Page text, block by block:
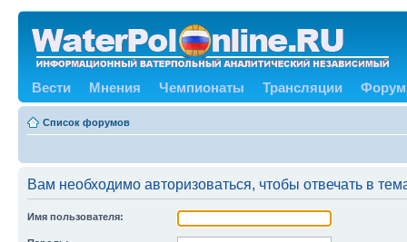
Вести Мнения Чемпионаты Трансляции Форум
Список форумов
Вам необходимо авторизоваться, чтобы отвечать в
Имя пользователя: